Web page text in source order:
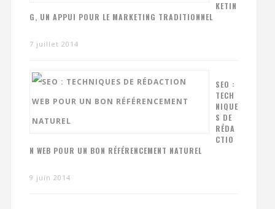
KETIN
G, UN APPUI POUR LE MARKETING TRADITIONNEL
7 juillet 2014
SEO :
TECH
NIQUE
S DE
RÉDA
CTIO
N WEB POUR UN BON RÉFÉRENCEMENT NATUREL
9 juin 2014